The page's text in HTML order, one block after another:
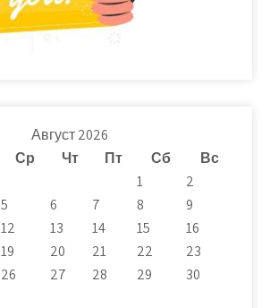
Август 2026
Ср Чт Пт Сб
Вс
1
2
5 6 7 8
9
12 13 14 15
16
19 20 21 22
23
26 27 28 29
30